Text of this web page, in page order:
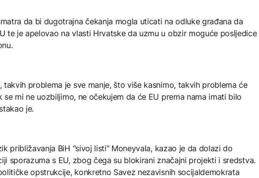
da bi dugotrajna čekanja mogla uticati na odluke građana da
te je apelovao na vlasti Hrvatske da uzmu u obzir moguće posljedice
takvih problema je sve manje, što više kasnimo, takvih problema će
se mi ne uozbiljimo, ne očekujem da će EU prema nama imati bilo
je.
približavanja BiH "sivoj listi" Moneyvala, kazao je da dolazi do
sporazuma s EU, zbog čega su blokirani značajni projekti i sredstva.
opstrukcije, konkretno Savez nezavisnih socijaldemokrata